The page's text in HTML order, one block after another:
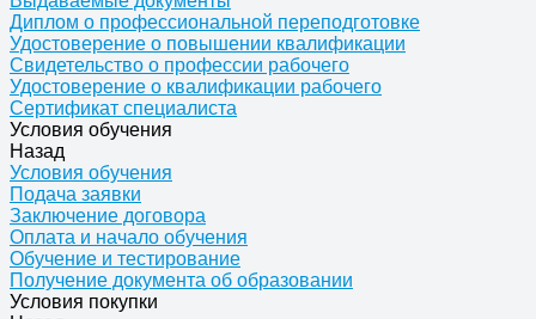
Диплом о профессиональной переподготовке
Удостоверение о повышении квалификации
Свидетельство о профессии рабочего
Удостоверение о квалификации рабочего
Сертификат специалиста
Условия обучения
Назад
Условия обучения
Подача заявки
Заключение договора
Оплата и начало обучения
Обучение и тестирование
Получение документа об образовании
Условия покупки